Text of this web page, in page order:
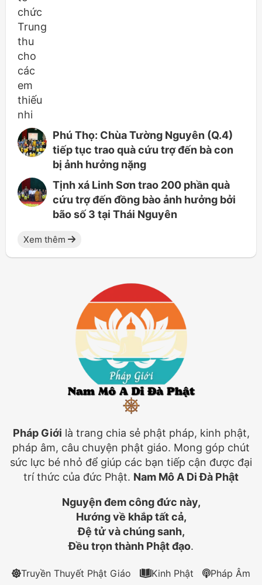
Phú Thọ: Chùa Tường Nguyên (Q.4)
tiếp tục trao quà cứu trợ đến bà con
bị ảnh hưởng nặng
Tịnh xá Linh Sơn trao 200 phần quà
cứu trợ đến đồng bào ảnh hưởng bởi
bão số 3 tại Thái Nguyên
Xem thêm
Pháp Giới là trang chia sẻ phật pháp, kinh phật,
pháp âm, câu chuyện phật giáo. Mong góp chút
sức lực bé nhỏ để giúp các bạn tiếp cận được đại
trí thức của đức Phật. Nam Mô A Di Đà Phật
Nguyện đem công đức này,
Hướng về khắp tất cả,
Đệ tử và chúng sanh,
Đều trọn thành Phật đạo.
Truyền Thuyết Phật Giáo Kinh Phật Pháp Âm